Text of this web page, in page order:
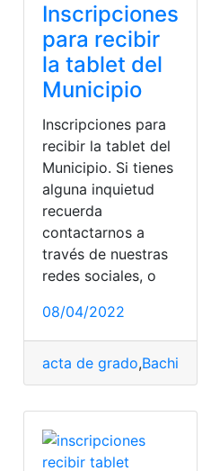
Bachiller Digital,Guayaquil,
Inscripciones
para recibir
la tablet del
Municipio
Inscripciones para
recibir la tablet del
Municipio. Si tienes
alguna inquietud
recuerda
contactarnos a
través de nuestras
redes sociales, o
08/04/2022
acta de grado,Bachiller